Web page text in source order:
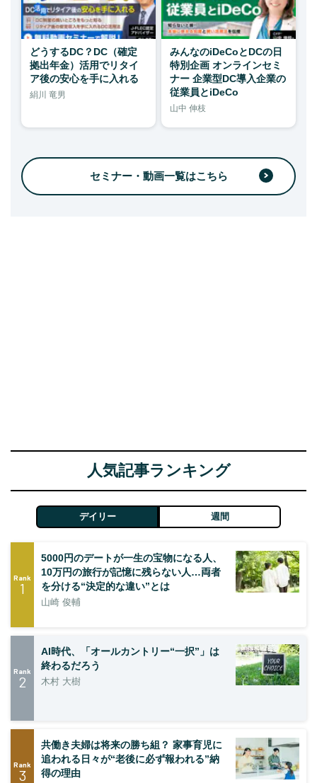
どうするDC？DC（確定
拠出年金）活用でリタイ
ア後の安心を手に入れる
絹川 竜男
みんなのiDeCoとDCの日
特別企画 オンラインセミ
ナー 企業型DC導入企業の
従業員とiDeCo
山中 伸枝
セミナー・動画一覧はこちら
人気記事ランキング
デイリー 週間
Rank
1
5000円のデートが一生の宝物になる人、
10万円の旅行が記憶に残らない人…両者
を分ける“決定的な違い”とは
山崎 俊輔
Rank
2
AI時代、「オールカントリー“一択”」は
終わるだろう
木村 大樹
Rank
3
共働き夫婦は将来の勝ち組？ 家事育児に
追われる日々が“老後に必ず報われる”納
得の理由